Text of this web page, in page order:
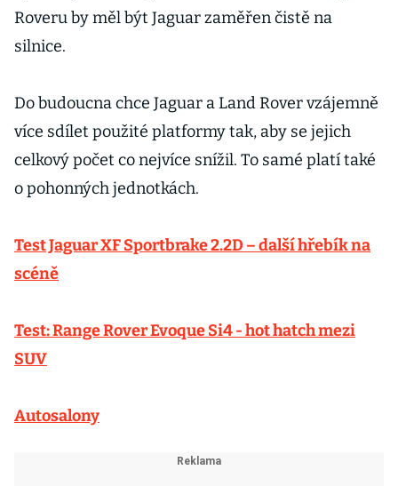
Roveru by měl být Jaguar zaměřen čistě na
silnice.
Do budoucna chce Jaguar a Land Rover vzájemně
více sdílet použité platformy tak, aby se jejich
celkový počet co nejvíce snížil. To samé platí také
o pohonných jednotkách.
Test Jaguar XF Sportbrake 2.2D – další hřebík na
scéně
Test: Range Rover Evoque Si4 - hot hatch mezi
SUV
Autosalony